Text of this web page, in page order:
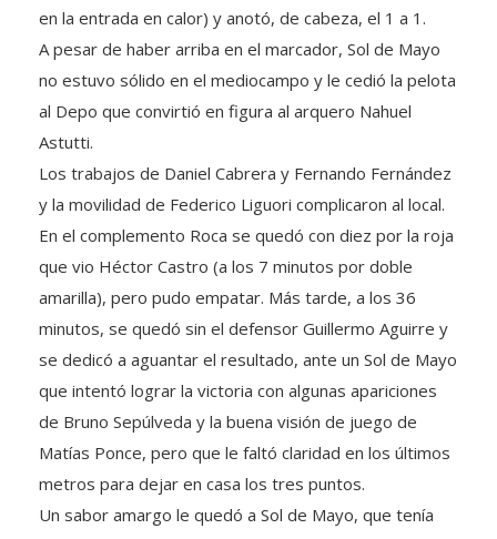
en la entrada en calor) y anotó, de cabeza, el 1 a 1.
A pesar de haber arriba en el marcador, Sol de Mayo
no estuvo sólido en el mediocampo y le cedió la pelota
al Depo que convirtió en figura al arquero Nahuel
Astutti.
Los trabajos de Daniel Cabrera y Fernando Fernández
y la movilidad de Federico Liguori complicaron al local.
En el complemento Roca se quedó con diez por la roja
que vio Héctor Castro (a los 7 minutos por doble
amarilla), pero pudo empatar. Más tarde, a los 36
minutos, se quedó sin el defensor Guillermo Aguirre y
se dedicó a aguantar el resultado, ante un Sol de Mayo
que intentó lograr la victoria con algunas apariciones
de Bruno Sepúlveda y la buena visión de juego de
Matías Ponce, pero que le faltó claridad en los últimos
metros para dejar en casa los tres puntos.
Un sabor amargo le quedó a Sol de Mayo, que tenía